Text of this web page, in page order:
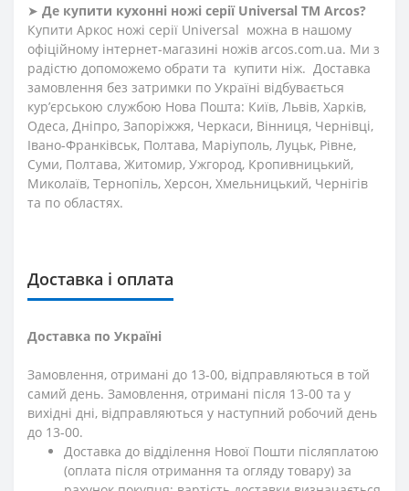
➤ Де купити кухонні ножі серії Universal ТМ Arcos?
Купити Аркос ножі серії Universal можна в нашому
офіційному інтернет-магазині ножів arcos.com.ua. Ми з
радістю допоможемо обрати та купити ніж. Доставка
замовлення без затримки по Україні відбувається
кур’єрською службою Нова Пошта: Київ, Львів, Харків,
Одеса, Дніпро, Запоріжжя, Черкаси, Вінниця, Чернівці,
Івано-Франківськ, Полтава, Маріуполь, Луцьк, Рівне,
Суми, Полтава, Житомир, Ужгород, Кропивницький,
Миколаїв, Тернопіль, Херсон, Хмельницький, Чернігів
та по областях.
Доставка і оплата
Доставка по Україні
Замовлення, отримані до 13-00, відправляються в той
самий день. Замовлення, отримані після 13-00 та у
вихідні дні, відправляються у наступний робочий день
до 13-00.
Доставка до відділення Нової Пошти післяплатою
(оплата після отримання та огляду товару) за